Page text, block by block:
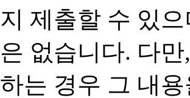
지 제출할 수 있
은 없습니다. 다
하는 경우 그 내